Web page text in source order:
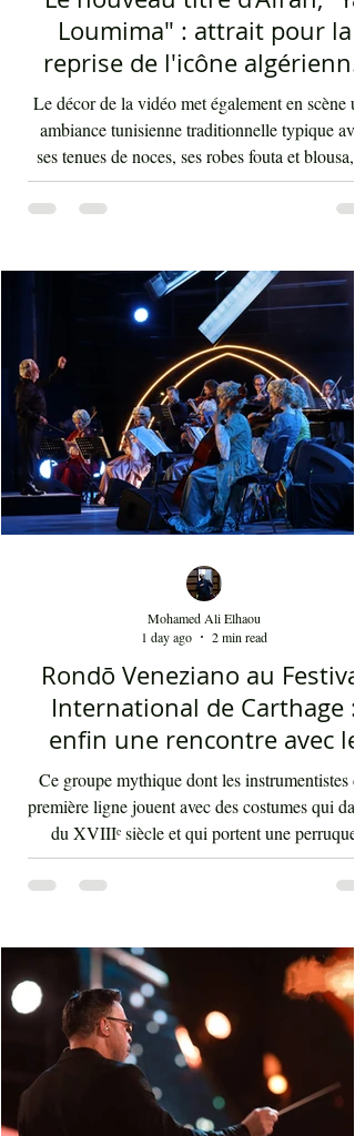
Loumima" : attrait pour la
reprise de l'icône algérienne
Rabah Driassa
Le décor de la vidéo met également en scène
ambiance tunisienne traditionnelle typique
ses tenues de noces, ses robes fouta et blousa,
décoration, ses chandelles festives, ses
de beauté, ainsi que la foule attirée et entraînée
applaudissements sincères. "Ya Loumima"
sans doute, à capturer toute l'ambivalence de
moment précieux grâce à une performance
Rondō Veneziano au Festival
International de Carthage :
enfin une rencontre avec le
public tunisien
Ce groupe mythique dont les instrumentistes
première ligne jouent avec des costumes qui
du XVIIIᵉ siècle et qui portent une perruque
blanche a été présent le 4 août 2026 sur les
planches du festival de Carthage. Dans les
qui sont venus se rappeler des années 80 et
90 où la culture italienne dominait le paysage
télévisuel tunisien. Conduit par l'énergique
d'orch
Mohamed Ali Elhaou
1 day ago
2 min read